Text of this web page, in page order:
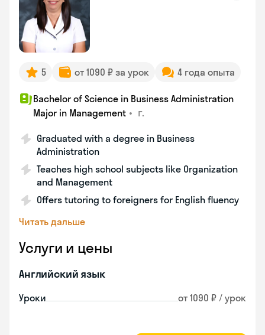
5 от 1090 ₽ за урок 4 года опыта
Bachelor of Science in Business Administration
Major in Management • г.
Graduated with a degree in Business
Administration
Teaches high school subjects like Organization
and Management
Offers tutoring to foreigners for English fluency
Читать дальше
Услуги и цены
Английский язык
Уроки от 1090 ₽ / урок